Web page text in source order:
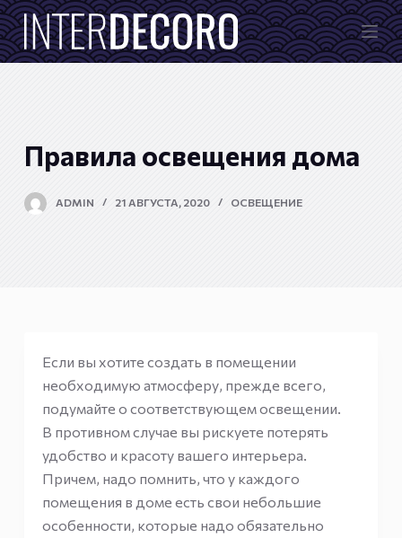
П
е
р
с
Правила освещения дома
ADMIN 21 АВГУСТА, 2020 ОСВЕЩЕНИЕ
Если вы хотите создать в помещении
необходимую атмосферу, прежде всего,
подумайте о соответствующем освещении.
В противном случае вы рискуете потерять
удобство и красоту вашего интерьера.
Причем, надо помнить, что у каждого
помещения в доме есть свои небольшие
особенности, которые надо обязательно